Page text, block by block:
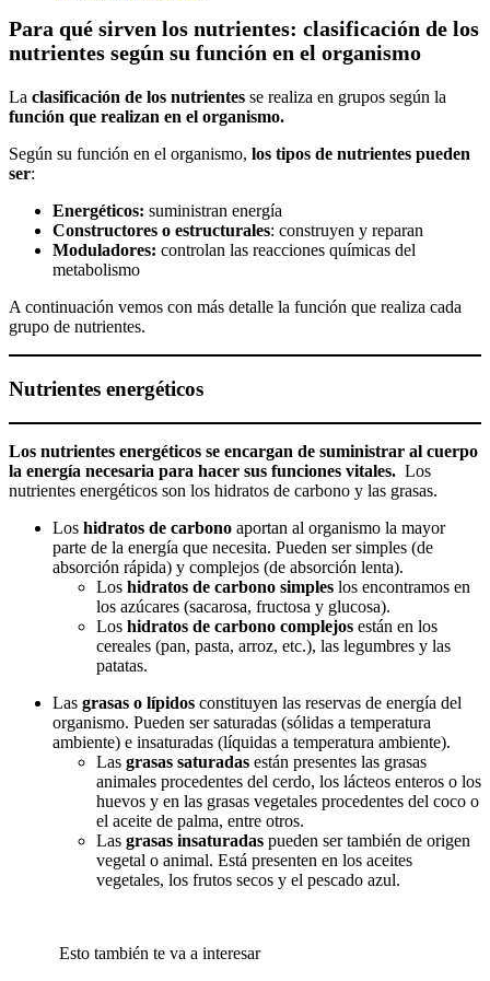
Para qué sirven los nutrientes: clasificación de los
nutrientes según su función en el organismo
La clasificación de los nutrientes se realiza en grupos según la
función que realizan en el organismo.
Según su función en el organismo, los tipos de nutrientes pueden
ser:
Energéticos: suministran energía
Constructores o estructurales: construyen y reparan
Moduladores: controlan las reacciones químicas del
metabolismo
A continuación vemos con más detalle la función que realiza cada
grupo de nutrientes.
Nutrientes energéticos
Los nutrientes energéticos se encargan de suministrar al cuerpo
la energía necesaria para hacer sus funciones vitales. Los
nutrientes energéticos son los hidratos de carbono y las grasas.
Los hidratos de carbono aportan al organismo la mayor
parte de la energía que necesita. Pueden ser simples (de
absorción rápida) y complejos (de absorción lenta).
Los hidratos de carbono simples los encontramos en
los azúcares (sacarosa, fructosa y glucosa).
Los hidratos de carbono complejos están en los
cereales (pan, pasta, arroz, etc.), las legumbres y las
patatas.
Las grasas o lípidos constituyen las reservas de energía del
organismo. Pueden ser saturadas (sólidas a temperatura
ambiente) e insaturadas (líquidas a temperatura ambiente).
Las grasas saturadas están presentes las grasas
animales procedentes del cerdo, los lácteos enteros o los
huevos y en las grasas vegetales procedentes del coco o
el aceite de palma, entre otros.
Las grasas insaturadas pueden ser también de origen
vegetal o animal. Está presenten en los aceites
vegetales, los frutos secos y el pescado azul.
Esto también te va a interesar